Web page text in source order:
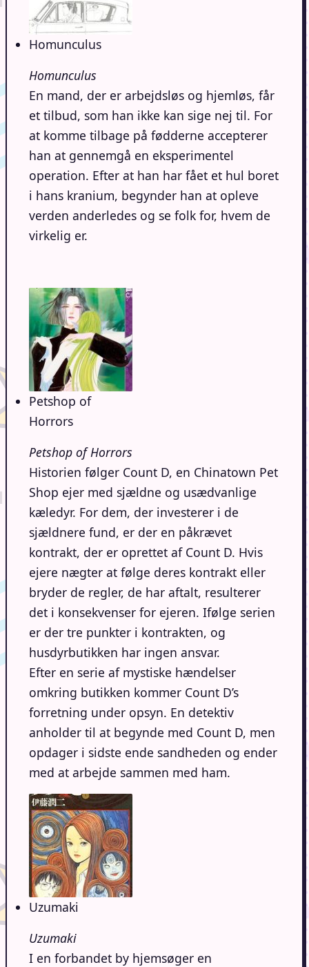
Homunculus
Homunculus
En mand, der er arbejdsløs og hjemløs, får
et tilbud, som han ikke kan sige nej til. For
at komme tilbage på fødderne accepterer
han at gennemgå en eksperimentel
operation. Efter at han har fået et hul boret
i hans kranium, begynder han at opleve
verden anderledes og se folk for, hvem de
virkelig er.
Petshop of
Horrors
Petshop of Horrors
Historien følger Count D, en Chinatown Pet
Shop ejer med sjældne og usædvanlige
kæledyr. For dem, der investerer i de
sjældnere fund, er der en påkrævet
kontrakt, der er oprettet af Count D. Hvis
ejere nægter at følge deres kontrakt eller
bryder de regler, de har aftalt, resulterer
det i konsekvenser for ejeren. Ifølge serien
er der tre punkter i kontrakten, og
husdyrbutikken har ingen ansvar.
Efter en serie af mystiske hændelser
omkring butikken kommer Count D’s
forretning under opsyn. En detektiv
anholder til at begynde med Count D, men
opdager i sidste ende sandheden og ender
med at arbejde sammen med ham.
Uzumaki
Uzumaki
I en forbandet by hjemsøger en